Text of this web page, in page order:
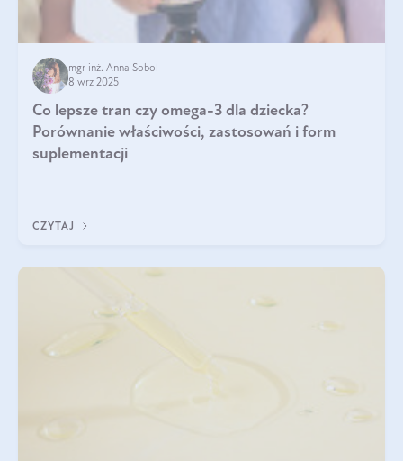
mgr inż. Anna Sobol
8 wrz 2025
Co lepsze tran czy omega-3 dla dziecka?
Porównanie właściwości, zastosowań i form
suplementacji
CZYTAJ